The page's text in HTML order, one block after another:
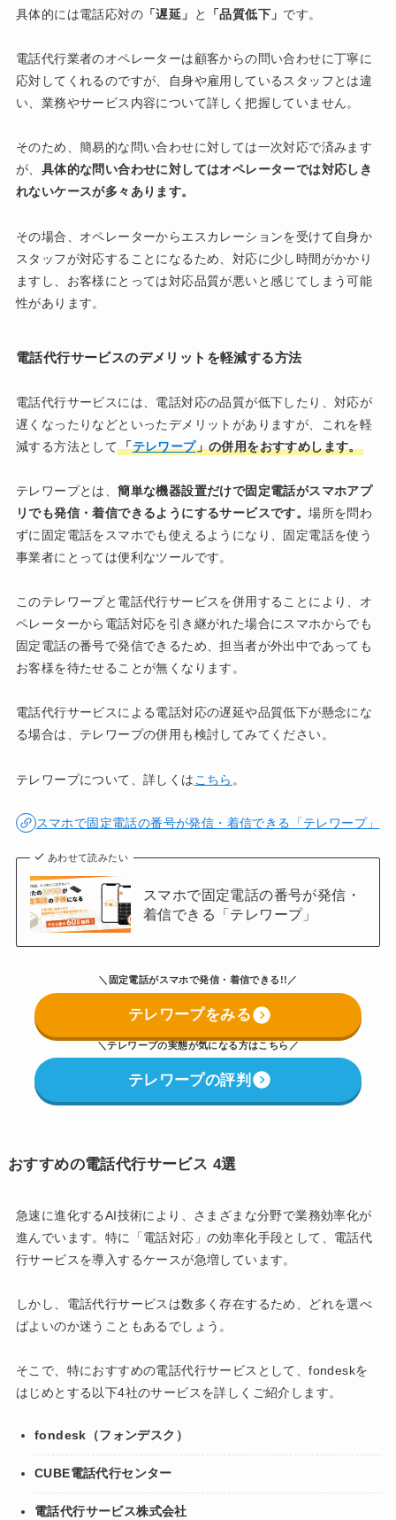
具体的には電話応対の「遅延」 と 「品質低下」 です。
電話代行業者のオペレーターは顧客からの問い合わせに丁寧に
応対してくれるのですが、自身や雇用しているスタッフとは違
い、業務やサービス内容について詳しく把握していません。
そのため、簡易的な問い合わせに対しては一次対応で済みます
が、 具体的な問い合わせに対してはオペレーターでは対応しき
れないケースが多々あります。
その場合、オペレーターからエスカレーションを受けて自身か
スタッフが対応することになるため、対応に少し時間がかかり
ますし、お客様にとっては対応品質が悪いと感じてしまう可能
性があります。
電話代行サービスのデメリットを軽減する方法
電話代行サービスには、電話対応の品質が低下したり、対応が
遅くなったりなどといったデメリットがありますが、これを軽
減する方法として「テレワープ」の併用をおすすめします。
テレワープとは、簡単な機器設置だけで固定電話がスマホアプ
リでも発信・着信できるようにするサービスです。場所を問わ
ずに固定電話をスマホでも使えるようになり、固定電話を使う
事業者にとっては便利なツールです。
このテレワープと電話代行サービスを併用することにより、オ
ペレーターから電話対応を引き継がれた場合にスマホからでも
固定電話の番号で発信できるため、担当者が外出中であっても
お客様を待たせることが無くなります。
電話代行サービスによる電話対応の遅延や品質低下が懸念にな
る場合は、テレワープの併用も検討してみてください。
テレワープについて、詳しくは こちら 。
スマホで固定電話の番号が発信・着信できる「テレワープ」
あわせて読みたい
スマホで固定電話の番号が発信・
着信できる「テレワープ」
＼固定電話がスマホで発信・着信できる!!／
テレワープをみる
＼テレワープの実態が気になる方はこちら ／
テレワープの評判
おすすめの電話代行サービス 4選
急速に進化するAI技術により、さまざまな分野で業務効率化が
進んでいます。特に「電話対応」の効率化手段として、電話代
行サービスを導入するケースが急増しています。
しかし、電話代行サービスは数多く存在するため、どれを選べ
ばよいのか迷うこともあるでしょう。
そこで、特におすすめの電話代行サービスとして、fondeskを
はじめとする以下4社のサービスを詳しくご紹介します。
fondesk（フォンデスク）
CUBE電話代行センター
電話代行サービス株式会社